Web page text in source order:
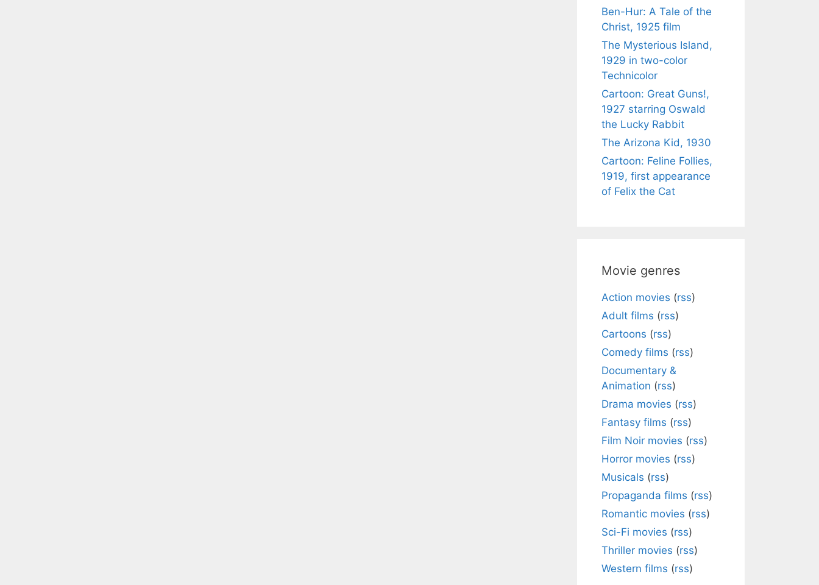
Ben-Hur: A Tale of the
Christ, 1925 film
The Mysterious Island,
1929 in two-color
Technicolor
Cartoon: Great Guns!,
1927 starring Oswald
the Lucky Rabbit
The Arizona Kid, 1930
Cartoon: Feline Follies,
1919, first appearance
of Felix the Cat
Movie genres
Action movies (rss)
Adult films (rss)
Cartoons (rss)
Comedy films (rss)
Documentary &
Animation (rss)
Drama movies (rss)
Fantasy films (rss)
Film Noir movies (rss)
Horror movies (rss)
Musicals (rss)
Propaganda films (rss)
Romantic movies (rss)
Sci-Fi movies (rss)
Thriller movies (rss)
Western films (rss)